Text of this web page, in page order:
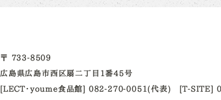
〒 733-8509
広島県広島市西区扇二丁目1番45号
[LECT・youme食品館] 082-270-0051(代表)
[T-SITE]